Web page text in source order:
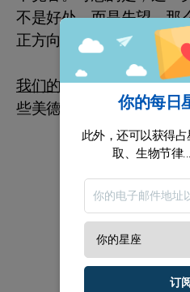
不是好处，而是失望。那
正方向，阅读一些探讨善
我们的建议：去追求善意
些美德将成为你今年不可
你的每日
此外，还可以获得
取、生物节律
订